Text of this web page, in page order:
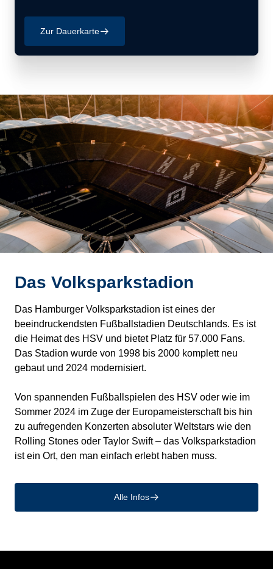
Zur Dauerkarte􀄫
Das Volksparkstadion
Das Hamburger Volksparkstadion ist eines der
beeindruckendsten Fußballstadien Deutschlands. Es ist
die Heimat des HSV und bietet Platz für 57.000 Fans.
Das Stadion wurde von 1998 bis 2000 komplett neu
gebaut und 2024 modernisiert.
Von spannenden Fußballspielen des HSV oder wie im
Sommer 2024 im Zuge der Europameisterschaft bis hin
zu aufregenden Konzerten absoluter Weltstars wie den
Rolling Stones oder Taylor Swift – das Volksparkstadion
ist ein Ort, den man einfach erlebt haben muss.
Alle Infos􀄫